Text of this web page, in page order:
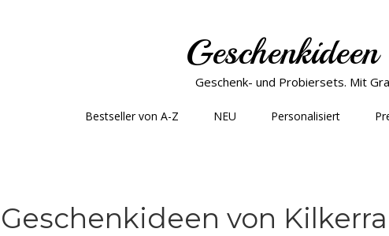
Geschenk- und Probiersets. Mit
Bestseller von A-Z NEU Personalisiert
von